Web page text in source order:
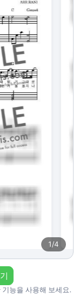
1/4
능을 사용해 보세요.